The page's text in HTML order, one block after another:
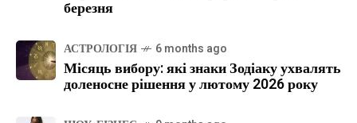
березня
АСТРОЛОГІЯ 6 months ago
Місяць вибору: які знаки Зодіаку ухвалять
доленосне рішення у лютому 2026 року